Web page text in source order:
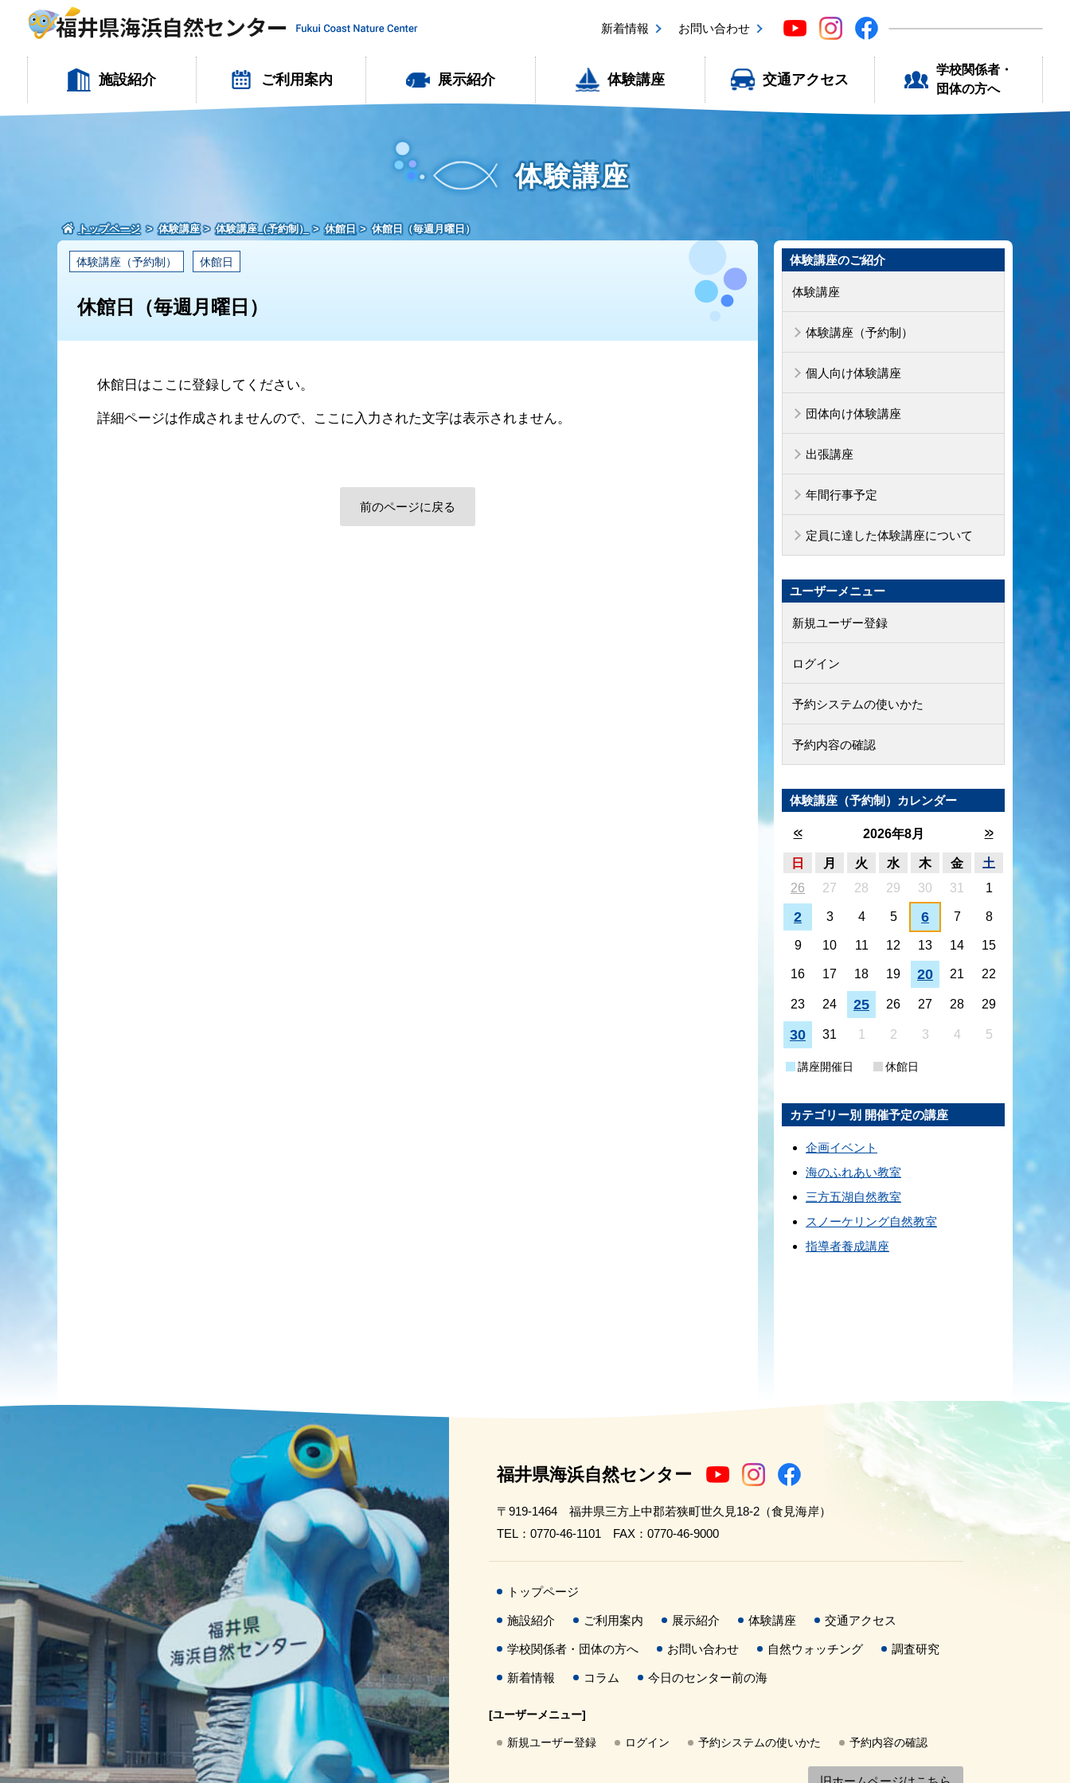
新着情報 お問い合わせ
施設紹介 ご利用案内 展示紹介 体験講座 交通アクセス
学校関係者・
団体の方へ
体験講座
トップページ 体験講座 体験講座（予約制） 休館日 休館日（毎週月曜日）
体験講座（予約制） 休館日
休館日（毎週月曜日）
休館日はここに登録してください。
詳細ページは作成されませんので、ここに入力された文字は表示されません。
前のページに戻る
体験講座のご紹介
体験講座
体験講座（予約制）
個人向け体験講座
団体向け体験講座
出張講座
年間行事予定
定員に達した体験講座について
ユーザーメニュー
新規ユーザー登録
ログイン
予約システムの使いかた
予約内容の確認
体験講座（予約制）カレンダー
<< 2026年8月 >>
日 月 火 水 木 金
土
26
27 28 29 30 31 1
2 3 4 5 6 7 8
9 10 11 12 13 14 15
16 17 18 19 20 21 22
23 24 25 26 27 28 29
30 31 1 2 3 4 5
講座開催日 休館日
カテゴリー別 開催予定の講座
企画イベント
海のふれあい教室
三方五湖自然教室
スノーケリング自然教室
指導者養成講座
福井県海浜自然センター
〒919-1464 福井県三方上中郡若狭町世久見18-2（食見海岸）
TEL：0770-46-1101 FAX：0770-46-9000
トップページ
施設紹介 ご利用案内 展示紹介 体験講座 交通アクセス
学校関係者・団体の方へ お問い合わせ 自然ウォッチング 調査研究
新着情報 コラム 今日のセンター前の海
[ユーザーメニュー]
新規ユーザー登録 ログイン 予約システムの使いかた 予約内容の確認